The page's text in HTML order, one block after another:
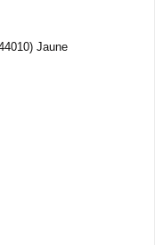
Jaune